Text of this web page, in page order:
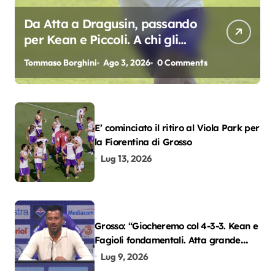
Da Atta a Dragusin, passando
per Kean e Piccoli. A chi gli
oscar del precampionato?
Tommaso Borghini Ago 3, 2026 0 Comments
E’ cominciato il ritiro al Viola Park per
la Fiorentina di Grosso
Lug 13, 2026
Grosso: “Giocheremo col 4-3-3. Kean e
Fagioli fondamentali. Atta grande
colpo”
Lug 9, 2026